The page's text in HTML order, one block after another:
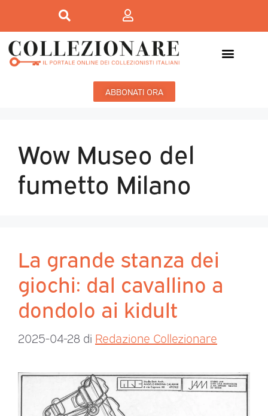
ABBONATI ORA
Wow Museo del
fumetto Milano
La grande stanza dei
giochi: dal cavallino a
dondolo ai kidult
2025-04-28 di Redazione Collezionare